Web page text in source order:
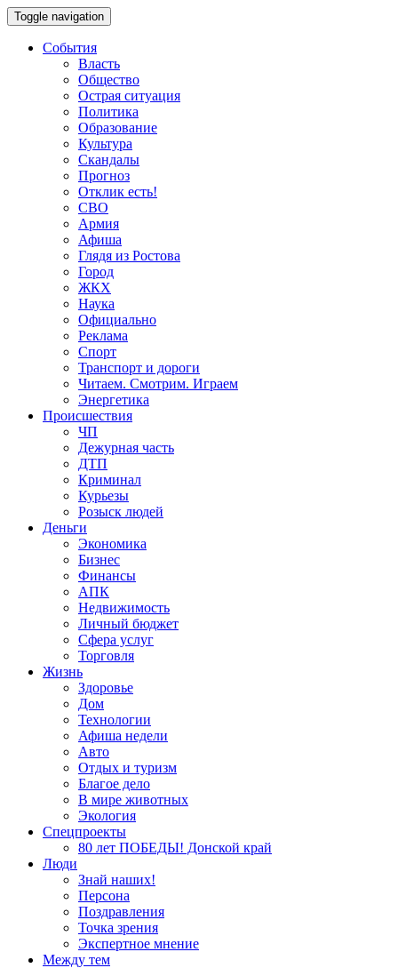
Toggle navigation
События
Власть
Общество
Острая ситуация
Политика
Образование
Культура
Скандалы
Прогноз
Отклик есть!
СВО
Армия
Афиша
Глядя из Ростова
Город
ЖКХ
Наука
Официально
Реклама
Спорт
Транспорт и дороги
Читаем. Смотрим. Играем
Энергетика
Происшествия
ЧП
Дежурная часть
ДТП
Криминал
Курьезы
Розыск людей
Деньги
Экономика
Бизнес
Финансы
АПК
Недвижимость
Личный бюджет
Сфера услуг
Торговля
Жизнь
Здоровье
Дом
Технологии
Афиша недели
Авто
Отдых и туризм
Благое дело
В мире животных
Экология
Спецпроекты
80 лет ПОБЕДЫ! Донской край
Люди
Знай наших!
Персона
Поздравления
Точка зрения
Экспертное мнение
Между тем